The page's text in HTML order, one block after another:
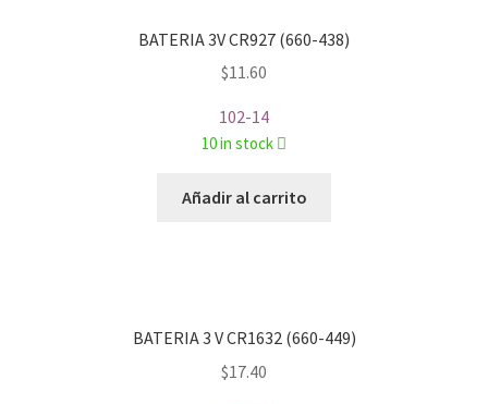
BATERIA 3V CR927 (660-438)
$11.60
102-14
10 in stock
Añadir al carrito
BATERIA 3 V CR1632 (660-449)
$17.40